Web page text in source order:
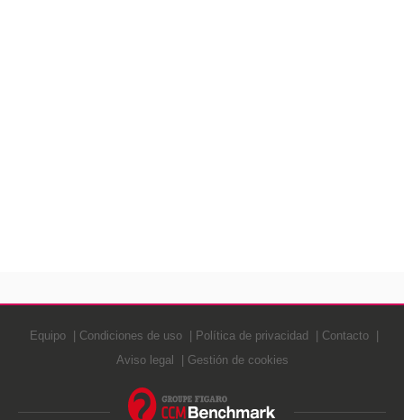
Equipo Condiciones de uso Política de privacidad
Contacto
Aviso legal
Gestión de cookies